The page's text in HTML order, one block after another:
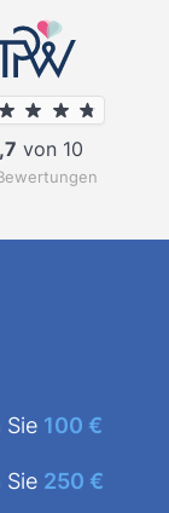
von 10
Sie 100 €
Sie 250 €